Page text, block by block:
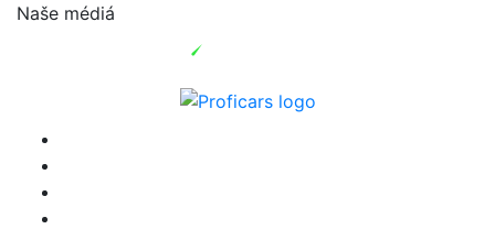
Naše médiá